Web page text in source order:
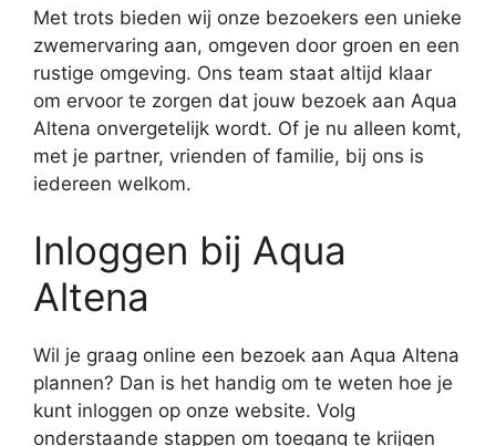
Met trots bieden wij onze bezoekers een unieke
zwemervaring aan, omgeven door groen en een
rustige omgeving. Ons team staat altijd klaar
om ervoor te zorgen dat jouw bezoek aan Aqua
Altena onvergetelijk wordt. Of je nu alleen komt,
met je partner, vrienden of familie, bij ons is
iedereen welkom.
Inloggen bij Aqua
Altena
Wil je graag online een bezoek aan Aqua Altena
plannen? Dan is het handig om te weten hoe je
kunt inloggen op onze website. Volg
onderstaande stappen om toegang te krijgen